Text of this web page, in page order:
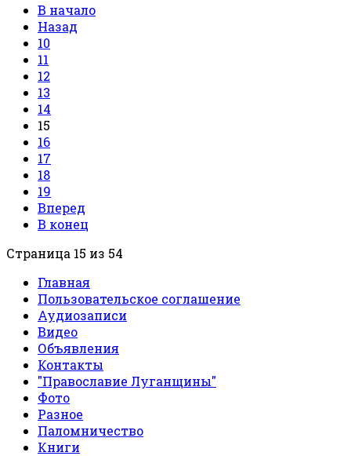
В начало
Назад
10
11
12
13
14
15
16
17
18
19
Вперед
В конец
Страница 15 из 54
Главная
Пользовательское соглашение
Аудиозаписи
Видео
Объявления
Контакты
"Православие Луганщины"
Фото
Разное
Паломничество
Книги